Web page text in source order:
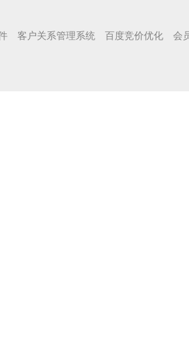
客户关系管理系统 百度竞价优化 会